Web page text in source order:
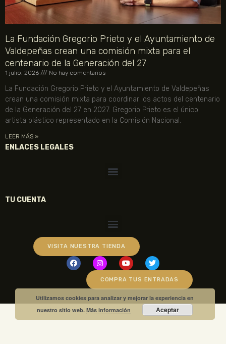
La Fundación Gregorio Prieto y el Ayuntamiento de
Valdepeñas crean una comisión mixta para el
centenario de la Generación del 27
1 julio, 2026 No hay comentarios
La Fundación Gregorio Prieto y el Ayuntamiento de Valdepeñas
crean una comisión mixta para coordinar los actos del centenario
de la Generación del 27 en 2027. Gregorio Prieto es el único
artista plástico representado en la Comisión Nacional.
LEER MÁS »
ENLACES LEGALES
TU CUENTA
VISITA NUESTRA TIENDA
COMPRA TUS ENTRADAS
Utilizamos cookies para analizar y mejorar la experiencia en
nuestro sitio web.Más información Aceptar